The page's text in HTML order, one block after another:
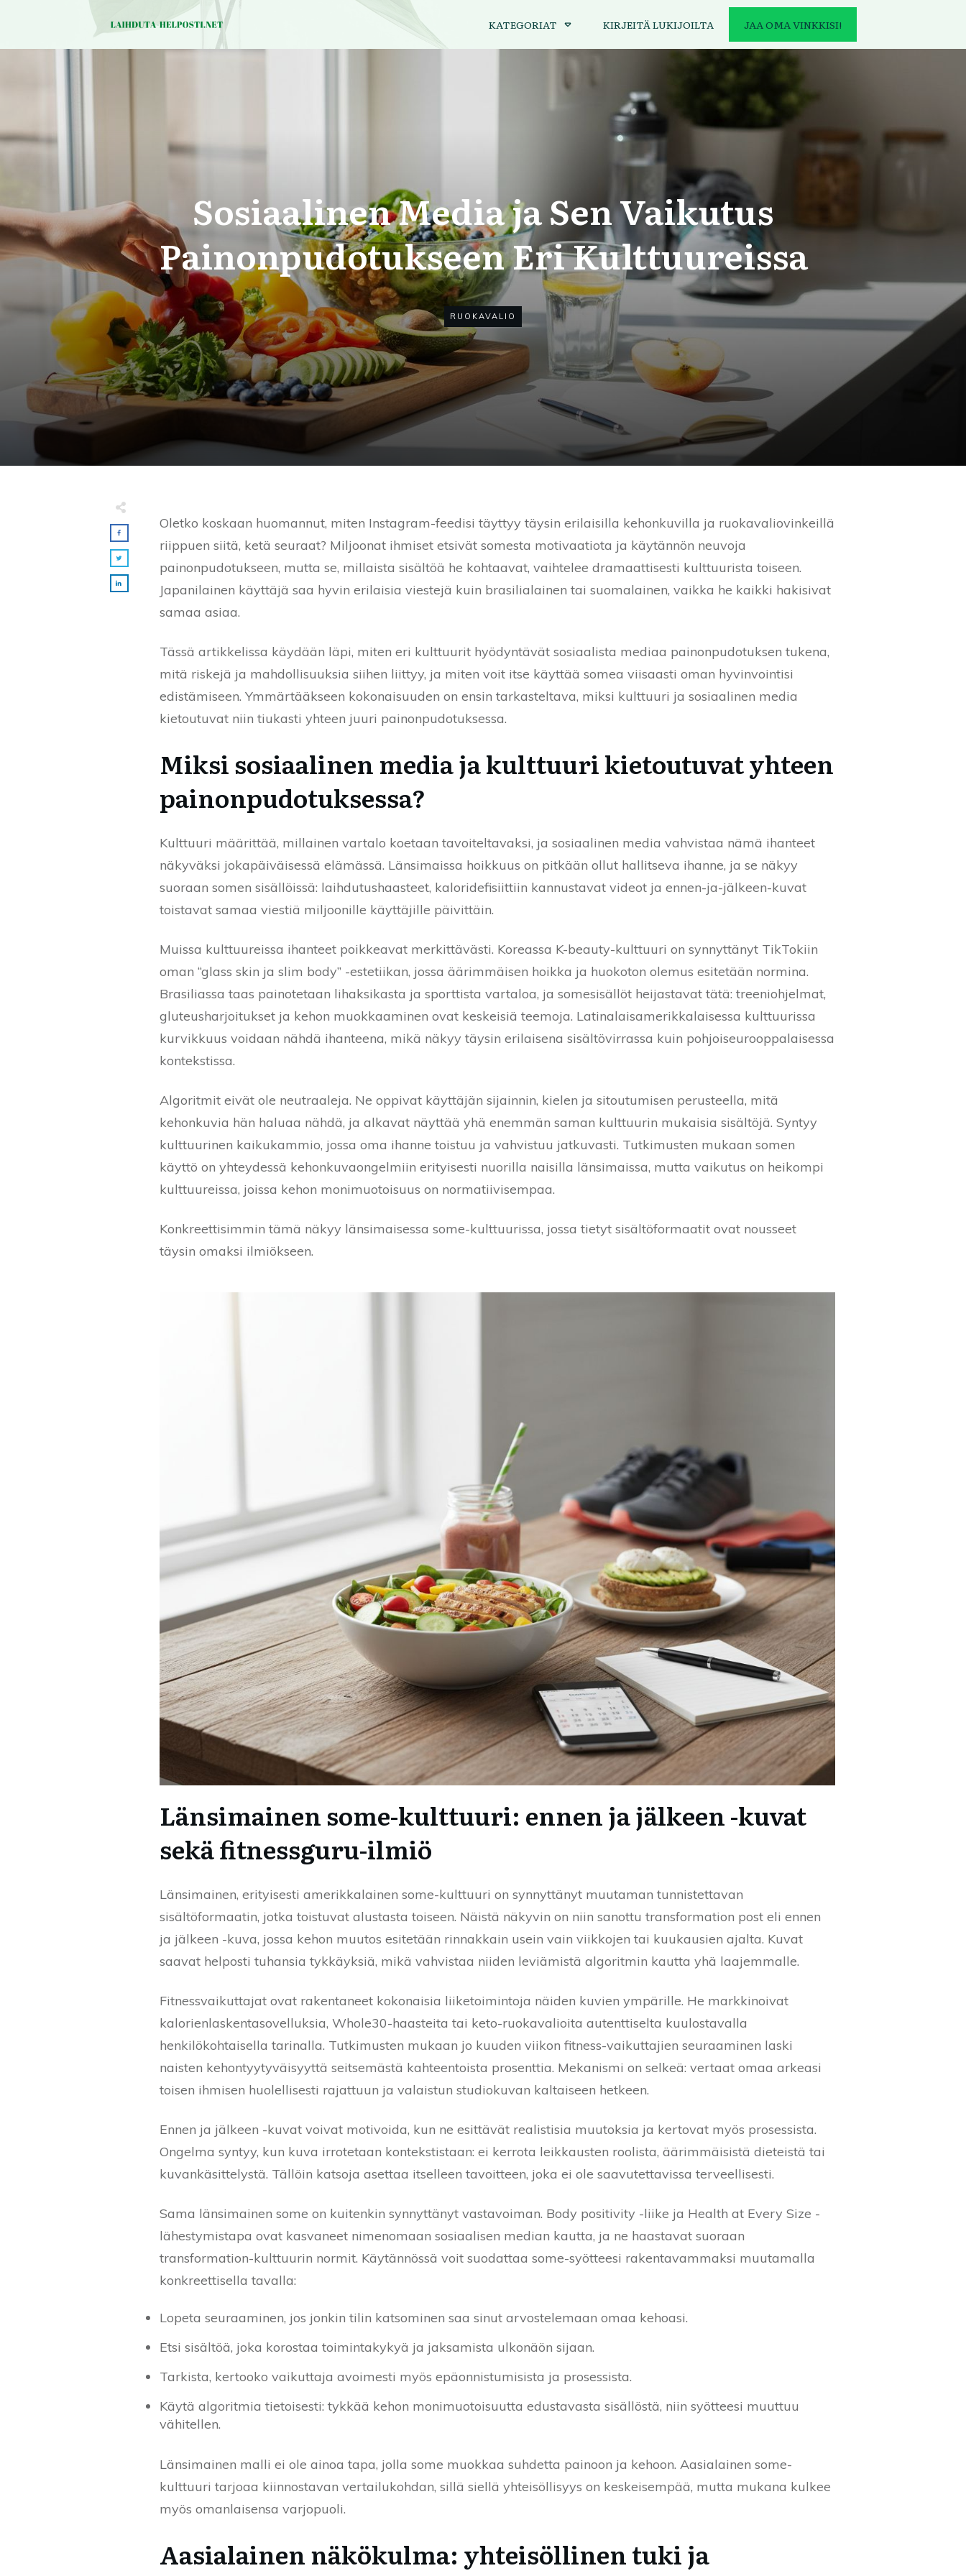
KATEGORIAT KIRJEITÄ LUKIJOILTA JAA OMA VINKKISI!
Sosiaalinen Media ja Sen Vaikutus
Painonpudotukseen Eri Kulttuureissa
RUOKAVALIO
Oletko koskaan huomannut, miten Instagram-feedisi täyttyy täysin erilaisilla kehonkuvilla ja ruokavaliovinkeillä
riippuen siitä, ketä seuraat? Miljoonat ihmiset etsivät somesta motivaatiota ja käytännön neuvoja
painonpudotukseen, mutta se, millaista sisältöä he kohtaavat, vaihtelee dramaattisesti kulttuurista toiseen.
Japanilainen käyttäjä saa hyvin erilaisia viestejä kuin brasilialainen tai suomalainen, vaikka he kaikki hakisivat
samaa asiaa.
Tässä artikkelissa käydään läpi, miten eri kulttuurit hyödyntävät sosiaalista mediaa painonpudotuksen tukena,
mitä riskejä ja mahdollisuuksia siihen liittyy, ja miten voit itse käyttää somea viisaasti oman hyvinvointisi
edistämiseen. Ymmärtääkseen kokonaisuuden on ensin tarkasteltava, miksi kulttuuri ja sosiaalinen media
kietoutuvat niin tiukasti yhteen juuri painonpudotuksessa.
Miksi sosiaalinen media ja kulttuuri kietoutuvat yhteen
painonpudotuksessa?
Kulttuuri määrittää, millainen vartalo koetaan tavoiteltavaksi, ja sosiaalinen media vahvistaa nämä ihanteet
näkyväksi jokapäiväisessä elämässä. Länsimaissa hoikkuus on pitkään ollut hallitseva ihanne, ja se näkyy
suoraan somen sisällöissä: laihdutushaasteet, kaloridefisiittiin kannustavat videot ja ennen-ja-jälkeen-kuvat
toistavat samaa viestiä miljoonille käyttäjille päivittäin.
Muissa kulttuureissa ihanteet poikkeavat merkittävästi. Koreassa K-beauty-kulttuuri on synnyttänyt TikTokiin
oman “glass skin ja slim body” -estetiikan, jossa äärimmäisen hoikka ja huokoton olemus esitetään normina.
Brasiliassa taas painotetaan lihaksikasta ja sporttista vartaloa, ja somesisällöt heijastavat tätä: treeniohjelmat,
gluteusharjoitukset ja kehon muokkaaminen ovat keskeisiä teemoja. Latinalaisamerikkalaisessa kulttuurissa
kurvikkuus voidaan nähdä ihanteena, mikä näkyy täysin erilaisena sisältövirrassa kuin pohjoiseurooppalaisessa
kontekstissa.
Algoritmit eivät ole neutraaleja. Ne oppivat käyttäjän sijainnin, kielen ja sitoutumisen perusteella, mitä
kehonkuvia hän haluaa nähdä, ja alkavat näyttää yhä enemmän saman kulttuurin mukaisia sisältöjä. Syntyy
kulttuurinen kaikukammio, jossa oma ihanne toistuu ja vahvistuu jatkuvasti. Tutkimusten mukaan somen
käyttö on yhteydessä kehonkuvaongelmiin erityisesti nuorilla naisilla länsimaissa, mutta vaikutus on heikompi
kulttuureissa, joissa kehon monimuotoisuus on normatiivisempaa.
Konkreettisimmin tämä näkyy länsimaisessa some-kulttuurissa, jossa tietyt sisältöformaatit ovat nousseet
täysin omaksi ilmiökseen.
Länsimainen some-kulttuuri: ennen ja jälkeen -kuvat
sekä fitnessguru-ilmiö
Länsimainen, erityisesti amerikkalainen some-kulttuuri on synnyttänyt muutaman tunnistettavan
sisältöformaatin, jotka toistuvat alustasta toiseen. Näistä näkyvin on niin sanottu transformation post eli ennen
ja jälkeen -kuva, jossa kehon muutos esitetään rinnakkain usein vain viikkojen tai kuukausien ajalta. Kuvat
saavat helposti tuhansia tykkäyksiä, mikä vahvistaa niiden leviämistä algoritmin kautta yhä laajemmalle.
Fitnessvaikuttajat ovat rakentaneet kokonaisia liiketoimintoja näiden kuvien ympärille. He markkinoivat
kalorienlaskentasovelluksia, Whole30-haasteita tai keto-ruokavalioita autenttiselta kuulostavalla
henkilökohtaisella tarinalla. Tutkimusten mukaan jo kuuden viikon fitness-vaikuttajien seuraaminen laski
naisten kehontyytyväisyyttä seitsemästä kahteentoista prosenttia. Mekanismi on selkeä: vertaat omaa arkeasi
toisen ihmisen huolellisesti rajattuun ja valaistun studiokuvan kaltaiseen hetkeen.
Ennen ja jälkeen -kuvat voivat motivoida, kun ne esittävät realistisia muutoksia ja kertovat myös prosessista.
Ongelma syntyy, kun kuva irrotetaan kontekstistaan: ei kerrota leikkausten roolista, äärimmäisistä dieteistä tai
kuvankäsittelystä. Tällöin katsoja asettaa itselleen tavoitteen, joka ei ole saavutettavissa terveellisesti.
Sama länsimainen some on kuitenkin synnyttänyt vastavoiman. Body positivity -liike ja Health at Every Size -
lähestymistapa ovat kasvaneet nimenomaan sosiaalisen median kautta, ja ne haastavat suoraan
transformation-kulttuurin normit. Käytännössä voit suodattaa some-syötteesi rakentavammaksi muutamalla
konkreettisella tavalla:
Lopeta seuraaminen, jos jonkin tilin katsominen saa sinut arvostelemaan omaa kehoasi.
Etsi sisältöä, joka korostaa toimintakykyä ja jaksamista ulkonäön sijaan.
Tarkista, kertooko vaikuttaja avoimesti myös epäonnistumisista ja prosessista.
Käytä algoritmia tietoisesti: tykkää kehon monimuotoisuutta edustavasta sisällöstä, niin syötteesi muuttuu
vähitellen.
Länsimainen malli ei ole ainoa tapa, jolla some muokkaa suhdetta painoon ja kehoon. Aasialainen some-
kulttuuri tarjoaa kiinnostavan vertailukohdan, sillä siellä yhteisöllisyys on keskeisempää, mutta mukana kulkee
myös omanlaisensa varjopuoli.
Aasialainen näkökulma: yhteisöllinen tuki ja